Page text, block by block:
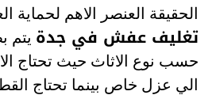
الحقيقة العنصر الاهم لحماية
تغليف عفش في جدة يتم
حسب نوع الاثاث حيث تحتاج
الي عزل خاص بينما تحتاج